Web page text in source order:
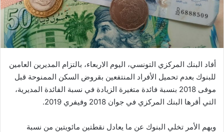
أفاد البنك المركزي التونسي، اليوم الاربعاء، بالتزام المديرين العامين
للبنوك بعدم تحميل الأفراد المنتفعين بقروض السكن الممنوحة قبل
موفى 2018 بنسبة فائدة متغيرة الزيادة في نسبة الفائدة المديرية،
التي أقرها البنك المركزي في جوان 2018 وفيفري 2019.
ويهم الأمر تخلي البنوك عن ما يعادل نقطتين مائويتين من نسبة